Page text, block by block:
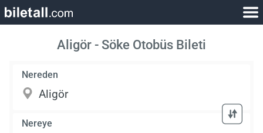
Aligör - Söke Otobüs Bileti
Nereden
Nereye